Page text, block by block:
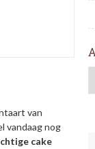
van
vandaag nog
cake